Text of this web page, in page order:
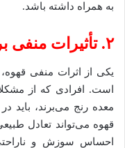
به همراه داشته باشد.
۲. تأثیرات منفی
یکی از اثرات منفی
است. افرادی که از
معده رنج می‌برند، باید
قهوه می‌تواند تعادل
احساس سوزش و